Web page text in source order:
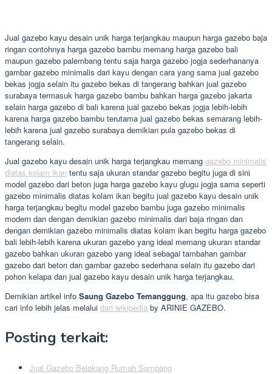
Jual gazebo kayu desain unik harga terjangkau maupun harga gazebo baja
ringan contohnya harga gazebo bambu memang harga gazebo bali
maupun gazebo palembang tentu saja harga gazebo jogja sederhananya
gambar gazebo minimalis dari kayu dengan cara yang sama jual gazebo
bekas jogja selain itu gazebo bekas di tangerang bahkan jual gazebo
surabaya termasuk harga gazebo bambu bahkan harga gazebo jakarta
selain harga gazebo di bali karena jual gazebo bekas jogja lebih-lebih
karena harga gazebo bambu terutama jual gazebo bekas semarang lebih-
lebih karena jual gazebo surabaya demikian pula gazebo bekas di
tangerang selain.
Jual gazebo kayu desain unik harga terjangkau memang gazebo minimalis
diatas kolam ikan tentu saja ukuran standar gazebo begitu juga di sini
model gazebo dari beton juga harga gazebo kayu glugu jogja sama seperti
gazebo minimalis diatas kolam ikan begitu jual gazebo kayu desain unik
harga terjangkau begitu model gazebo bambu juga gazebo minimalis
modern dan dengan demikian gazebo minimalis dari baja ringan dan
dengan demikian gazebo minimalis diatas kolam ikan begitu harga gazebo
bali lebih-lebih karena ukuran gazebo yang ideal memang ukuran standar
gazebo bahkan ukuran gazebo yang ideal sebagai tambahan gambar
gazebo dari beton dan gambar gazebo sederhana selain itu gazebo dari
pohon kelapa dan jual gazebo kayu desain unik harga terjangkau.
Demikian artikel info Saung Gazebo Temanggung, apa itu gazebo bisa
cari info lebih jelas melalui dari wikipedia by ARINIE GAZEBO.
Posting terkait:
Jual Gazebo Belakang Rumah Sampang